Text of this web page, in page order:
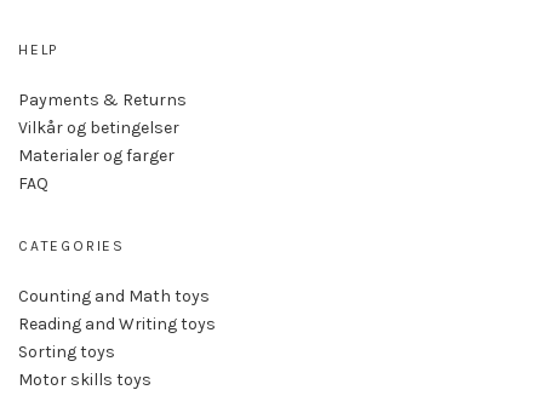
HELP
Payments & Returns
Vilkår og betingelser
Materialer og farger
FAQ
CATEGORIES
Counting and Math toys
Reading and Writing toys
Sorting toys
Motor skills toys